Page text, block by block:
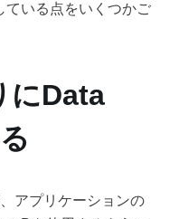
ている点をいくつかご
にData
アプリケーションの